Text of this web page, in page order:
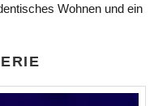
Wohnen und ein